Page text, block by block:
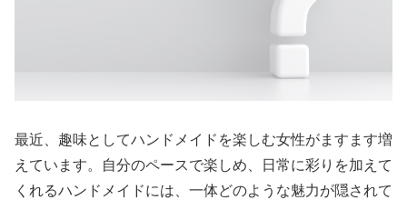
最近、趣味としてハンドメイドを楽しむ女性がますます増
えています。自分のペースで楽しめ、日常に彩りを加えて
くれるハンドメイドには、一体どのような魅力が隠されて